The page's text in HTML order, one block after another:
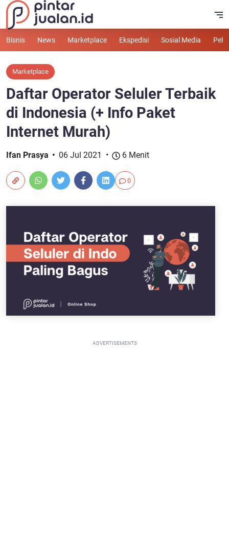
Bisnis News Marketplace Ekspedisi Sosial Media
Marketplace
Daftar Operator Seluler Terbaik
di Indonesia (+ Info Paket
Internet Murah)
Ifan Prasya 06 Jul 2021 6 Menit
0
ADVERTISEMENTS